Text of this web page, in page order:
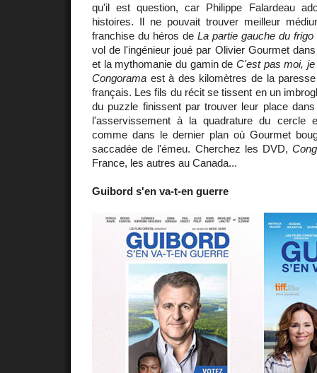
qu'il est question, car Philippe Falardeau
histoires. Il ne pouvait trouver meilleur
franchise du héros de La partie gauche du frigo
vol de l'ingénieur joué par Olivier Gourmet
et la mythomanie du gamin de C'est pas moi,
Congorama est à des kilomètres de la
français. Les fils du récit se tissent en un
du puzzle finissent par trouver leur place
l'asservissement à la quadrature du cercle
comme dans le dernier plan où Gourmet
saccadée de l'émeu. Cherchez les DVD,
France, les autres au Canada...
Guibord s'en va-t-en guerre